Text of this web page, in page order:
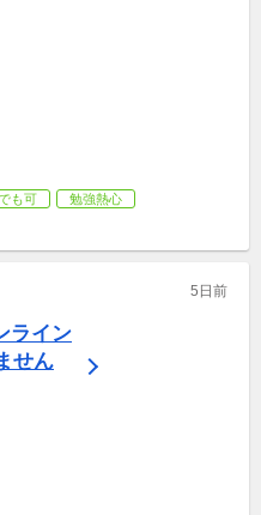
も可
勉強熱心
5日前
ライン
せん